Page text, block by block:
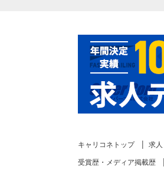
キャリコネトップ 求人
受賞歴・メディア掲載歴